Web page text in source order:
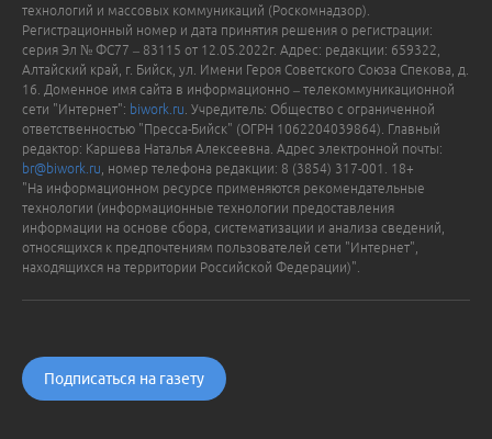
технологий и массовых коммуникаций (Роскомнадзор).
Регистрационный номер и дата принятия решения о регистрации:
серия Эл № ФС77 – 83115 от 12.05.2022г. Адрес: редакции: 659322,
Алтайский край, г. Бийск, ул. Имени Героя Советского Союза Спекова, д.
16. Доменное имя сайта в информационно – телекоммуникационной
сети "Интернет": biwork.ru . Учредитель: Общество с ограниченной
ответственностью "Пресса-Бийск" (ОГРН 1062204039864). Главный
редактор: Каршева Наталья Алексеевна. Адрес электронной почты:
br@biwork.ru , номер телефона редакции: 8 (3854) 317-001. 18+
"На информационном ресурсе применяются рекомендательные
технологии (информационные технологии предоставления
информации на основе сбора, систематизации и анализа сведений,
относящихся к предпочтениям пользователей сети "Интернет",
находящихся на территории Российской Федерации)".
Подписаться на газету